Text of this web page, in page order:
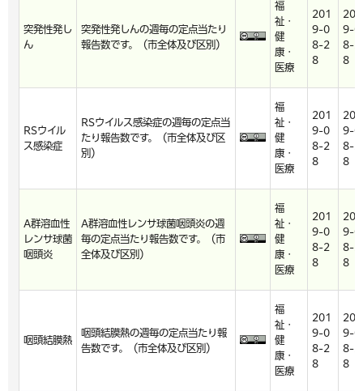
突発性発し
ん
突発性発しんの週毎の定点当たり
報告数です。（市全体及び区別）
福
祉・
健
康・
医療
201
9-0
8-2
8
201
9-0
8-2
8
RSウイル
ス感染症
RSウイルス感染症の週毎の定点当
たり報告数です。（市全体及び区
別）
福
祉・
健
康・
医療
201
9-0
8-2
8
201
9-0
8-2
8
A群溶血性
レンサ球菌
咽頭炎
A群溶血性レンサ球菌咽頭炎の週
毎の定点当たり報告数です。（市
全体及び区別）
福
祉・
健
康・
医療
201
9-0
8-2
8
201
9-0
8-2
8
咽頭結膜熱
咽頭結膜熱の週毎の定点当たり報
告数です。（市全体及び区別）
福
祉・
健
康・
医療
201
9-0
8-2
8
201
9-0
8-2
8